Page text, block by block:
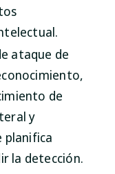
ataque de
de
y
planifica
la detección.